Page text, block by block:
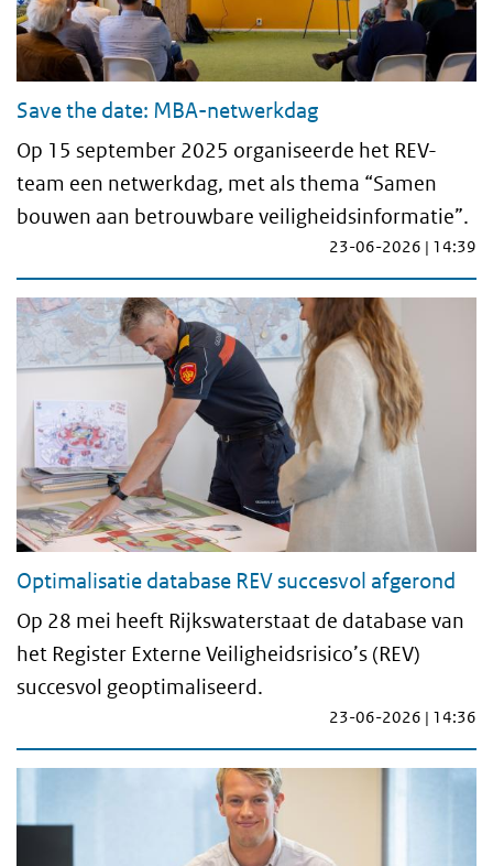
Save the date: MBA-netwerkdag
Op 15 september 2025 organiseerde het REV-
team een netwerkdag, met als thema “Samen
bouwen aan betrouwbare veiligheidsinformatie”.
23-06-2026 | 14:39
Optimalisatie database REV succesvol afgerond
Op 28 mei heeft Rijkswaterstaat de database van
het Register Externe Veiligheidsrisico’s (REV)
succesvol geoptimaliseerd.
23-06-2026 | 14:36